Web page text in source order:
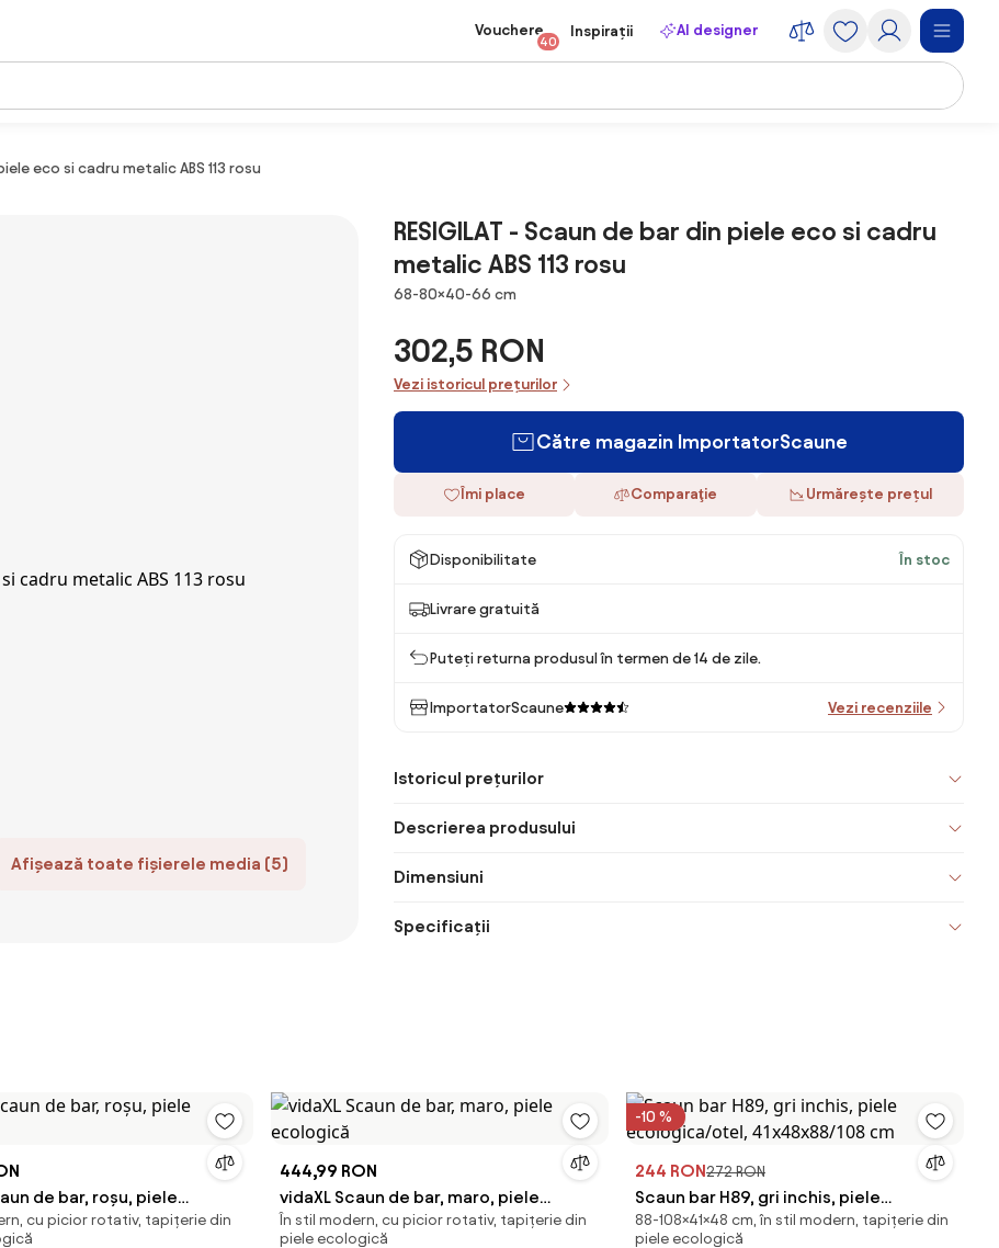
Vouchere
40
Inspirații AI designer
eco si cadru metalic ABS 113 rosu
Afișează toate fișierele media (5)
RESIGILAT - Scaun de bar din piele eco si cadru
metalic ABS 113 rosu
Dimensiuni
68-80×40-66 cm
302,5 RON
Vezi istoricul prețurilor
Către magazin ImportatorScaune
Îmi place Comparaţie Urmărește prețul
Disponibilitate În stoc
Livrare gratuită
Puteți returna produsul în termen de 14 de zile.
ImportatorScaune Vezi recenziile
Istoricul prețurilor
Descrierea produsului
Dimensiuni
Specificații
de bar, roșu, piele
cu picior rotativ, tapițerie din
444,99 RON
vidaXL Scaun de bar, maro, piele
ecologică
În stil modern, cu picior rotativ, tapițerie din
piele ecologică
-10 %
244 RON272 RON
Scaun bar H89, gri inchis, piele
ecologica/otel, 41x48x88/108 cm
88-108×41×48 cm, în stil modern, tapițerie din
piele ecologică